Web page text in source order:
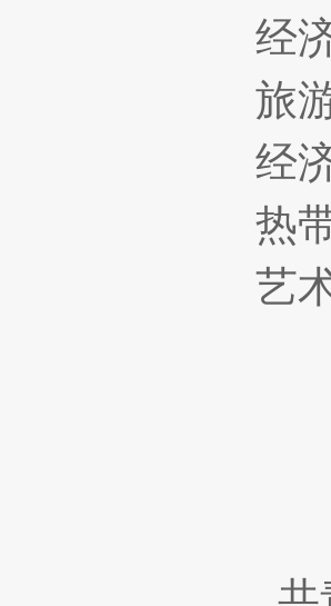
经济
旅游
经济
热带
艺术